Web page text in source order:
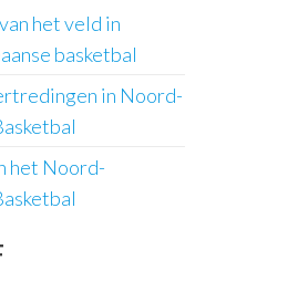
het veld in
basketbal
in Noord-
het Noord-